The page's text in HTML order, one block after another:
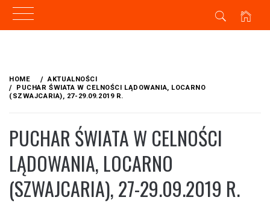
content
HOME
AKTUALNOŚCI
PUCHAR ŚWIATA W CELNOŚCI LĄDOWANIA, LOCARNO
(SZWAJCARIA), 27-29.09.2019 R.
PUCHAR ŚWIATA W CELNOŚCI
LĄDOWANIA, LOCARNO
(SZWAJCARIA), 27-29.09.2019 R.